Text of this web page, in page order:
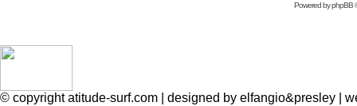
Powered byphpBB
© copyright atitude-surf.com | designed by elfangio&presley |